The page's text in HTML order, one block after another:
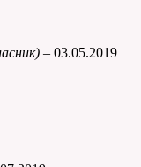
– 03.05.2019